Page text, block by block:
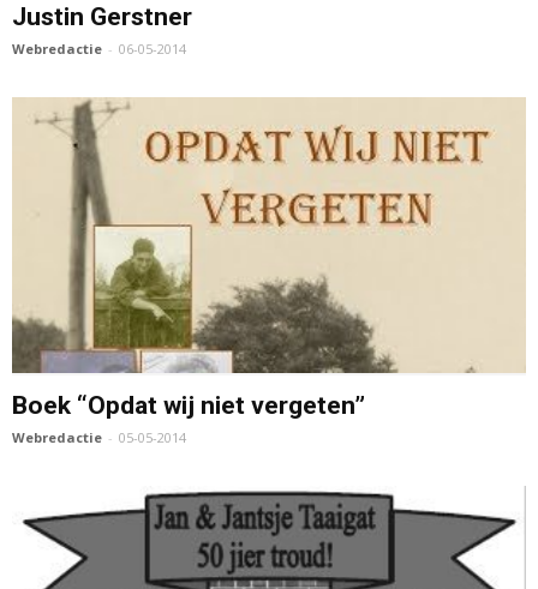
Justin Gerstner
Webredactie - 06-05-2014
Boek “Opdat wij niet vergeten”
Webredactie - 05-05-2014